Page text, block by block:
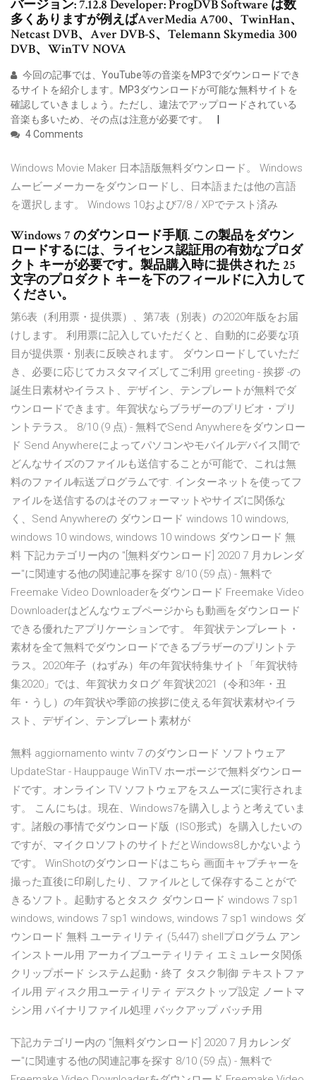
バージョン: 7.12.8 Developer: ProgDVB Software は数
多くありますが例えばAverMedia A700、TwinHan、
Netcast DVB、Aver DVB-S、Telemann Skymedia 300
DVB、WinTV NOVA
今回の記事では、YouTube等の音楽をMP3でダウンロードでき
るサイトを紹介します。MP3ダウンロードが可能な無料サイトを
確認していきましょう。ただし、違法でアップロードされている
音楽も多いため、その点は注意が必要です。
4 Comments
Windows Movie Maker 日本語版無料ダウンロード。 Windows
ムービーメーカーをダウンロードし、日本語または他の言語
を選択します。 Windows 10および7/8 / XPでテスト済み
Windows 7 のダウンロード手順. この製品をダウン
ロードするには、ライセンス認証用の有効なプロダ
クト キーが必要です。製品購入時に提供された 25
文字のプロダクト キーを下のフィールドに入力して
ください。
第6表（利用票・提供票）、第7表（別表）の2020年版をお届
けします。 利用票に記入していただくと、自動的に必要な項
目が提供票・別表に反映されます。 ダウンロードしていただ
き、必要に応じてカスタマイズしてご利用 greeting - 挨拶 -の
誕生日素材やイラスト、デザイン、テンプレートが無料でダ
ウンロードできます。年賀状ならブラザーのプリビオ・プリ
ントテラス。 8/10 (9 点) - 無料でSend Anywhereをダウンロー
ド Send Anywhereによってパソコンやモバイルデバイス間で
どんなサイズのファイルも送信することが可能で、これは無
料のファイル転送プログラムです. インターネットを使ってフ
ァイルを送信するのはそのフォーマットやサイズに関係な
く、Send Anywhereの ダウンロード windows 10 windows,
windows 10 windows, windows 10 windows ダウンロード 無
料 下記カテゴリー内の "[無料ダウンロード] 2020 7 月カレンダ
ー"に関連する他の関連記事を探す 8/10 (59 点) - 無料で
Freemake Video Downloaderをダウンロード Freemake Video
Downloaderはどんなウェブページからも動画をダウンロード
できる優れたアプリケーションです。 年賀状テンプレート・
素材を全て無料でダウンロードできるブラザーのプリントテ
ラス。2020年子（ねずみ）年の年賀状特集サイト「年賀状特
集2020」では、年賀状カタログ 年賀状2021（令和3年・丑
年・うし）の年賀状や季節の挨拶に使える年賀状素材やイラ
スト、デザイン、テンプレート素材が
無料 aggiornamento wintv 7 のダウンロード ソフトウェア
UpdateStar - Hauppauge WinTV ホーポージで無料ダウンロー
ドです。オンライン TV ソフトウェアをスムーズに実行されま
す。 こんにちは。現在、Windows7を購入しようと考えていま
す。諸般の事情でダウンロード版（ISO形式）を購入したいの
ですが、マイクロソフトのサイトだとWindows8しかないよう
です。 WinShotのダウンロードはこちら 画面キャプチャーを
撮った直後に印刷したり、ファイルとして保存することがで
きるソフト。起動するとタスク ダウンロード windows 7 sp1
windows, windows 7 sp1 windows, windows 7 sp1 windows ダ
ウンロード 無料 ユーティリティ (5,447) shellプログラム アン
インストール用 アーカイブユーティリティ エミュレータ関係
クリップボード システム起動・終了 タスク制御 テキストファ
イル用 ディスク用ユーティリティ デスクトップ設定 ノートマ
シン用 バイナリファイル処理 バックアップ バッチ用
下記カテゴリー内の "[無料ダウンロード] 2020 7 月カレンダ
ー"に関連する他の関連記事を探す 8/10 (59 点) - 無料で